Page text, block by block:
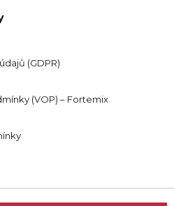
(GDPR)
(VOP) – Fortemix